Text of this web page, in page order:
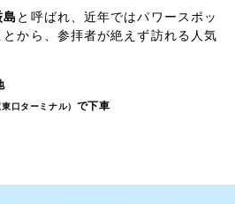
と呼ばれ、近年ではパワースポッ
とから、参拝者が絶えず訪れる人気
東口ターミナル） で下車